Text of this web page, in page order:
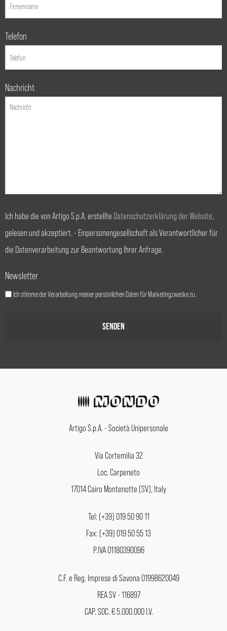
Telefon
Nachricht
Ich habe die von Artigo S.p.A. erstellte Datenschutzerklärung der Website,
gelesen und akzeptiert. - Einpersonengesellschaft als Verantwortlicher für
die Datenverarbeitung zur Beantwortung Ihrer Anfrage.
Newsletter
Ich stimme der Verarbeitung meiner persönlichen Daten für Marketingzwecke zu.
Artigo S.p.A. - Società Unipersonale
Via Cortemilia 32
Loc. Carpeneto
17014 Cairo Montenotte (SV), Italy
Tel: (+39) 019 50 90 11
Fax: (+39) 019 50 55 13
P.IVA 01180390096
C.F. e Reg. Imprese di Savona 01998620049
REA SV - 116897
CAP. SOC. € 5.000.000 I.V.